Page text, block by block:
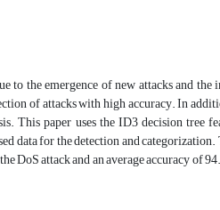
the emergence of new attacks and
of attacks with high accuracy. In
This paper uses the ID3 decision tree
data for the detection and
DoS attack and an average accuracy of